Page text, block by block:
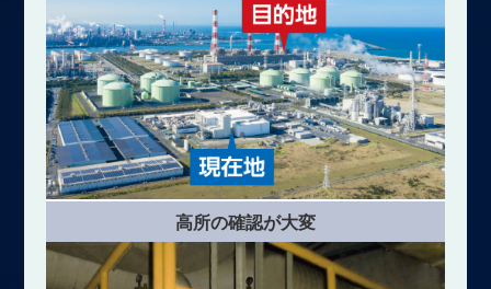
高所の確認が大変